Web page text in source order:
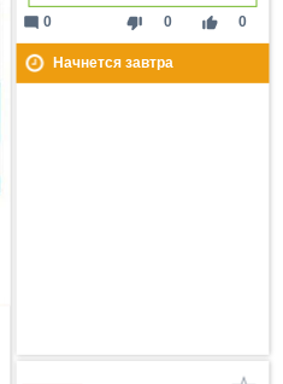
thumb_down 0 thumb_up 0
mode_comment 0
Начнется завтра